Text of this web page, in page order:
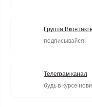
Группа Вконтакте
подписывайся!
Телеграм канал
будь в курсе